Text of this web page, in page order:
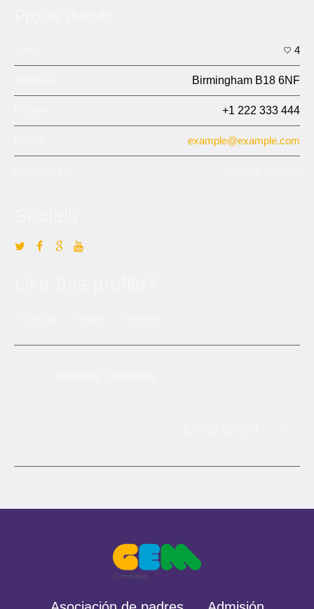
4
Birmingham B18 6NF
+1 222 333 444
example@example.com